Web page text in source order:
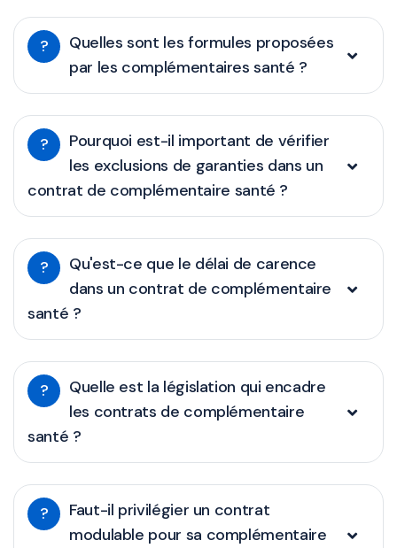
?
Quelles sont les formules proposées
par les complémentaires santé ?
?
Pourquoi est-il important de vérifier
les exclusions de garanties dans un
contrat de complémentaire santé ?
?
Qu'est-ce que le délai de carence
dans un contrat de complémentaire
santé ?
?
Quelle est la législation qui encadre
les contrats de complémentaire
santé ?
?
Faut-il privilégier un contrat
modulable pour sa complémentaire